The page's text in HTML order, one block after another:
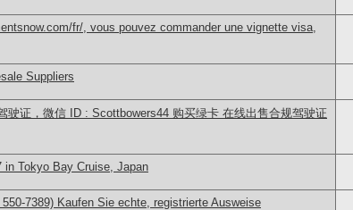
fr/, vous pouvez commander une vignette visa,
Suppliers
驶证，微信 ID : Scottbowers44 购买绿卡 在线出售合规驾驶证
in Tokyo Bay Cruise, Japan
7389) Kaufen Sie echte, registrierte Ausweise